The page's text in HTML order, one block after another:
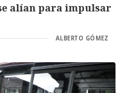
alían para impulsar
ALBERTO GÓMEZ